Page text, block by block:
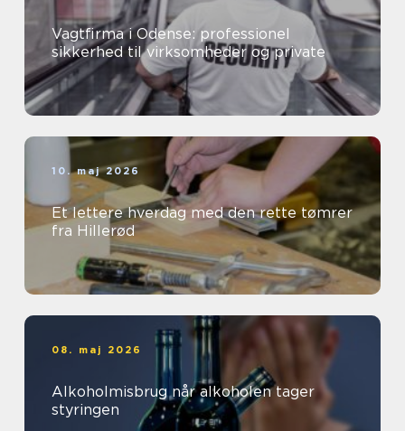
Vagtfirma i Odense: professionel
sikkerhed til virksomheder og private
10. maj 2026
Et lettere hverdag med den rette tømrer
fra Hillerød
08. maj 2026
Alkoholmisbrug når alkoholen tager
styringen